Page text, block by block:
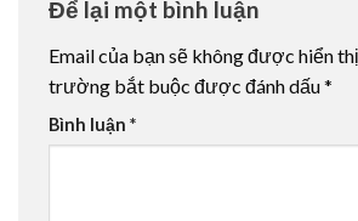
Để lại một bình luận
Email của bạn sẽ không được hiển
trường bắt buộc được đánh dấu*
Bình luận *